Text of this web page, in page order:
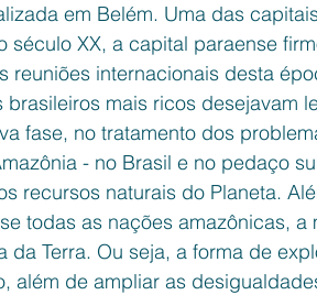
em Belém. Uma das
século XX, a capital paraense
reuniões internacionais desta
brasileiros mais ricos desejavam
fase, no tratamento dos
- no Brasil e no pedaço
recursos naturais do Planeta.
todas as nações amazônicas,
da Terra. Ou seja, a forma de
além de ampliar as